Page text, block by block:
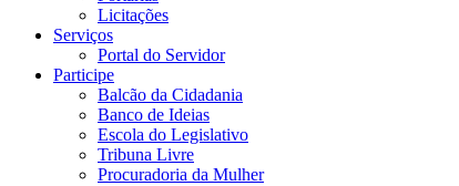
Licitações
Serviços
Portal do Servidor
Participe
Balcão da Cidadania
Banco de Ideias
Escola do Legislativo
Tribuna Livre
Procuradoria da Mulher